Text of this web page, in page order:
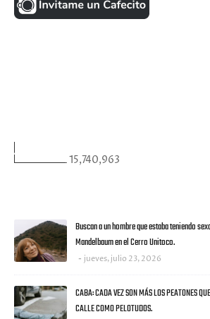
15,740,963
Buscan a un hombre que estaba teniendo
Mandelbaum en el Cerro Unitoco.
jueves, julio 23, 2026
CABA: CADA VEZ SON MÁS LOS PEATONES
CALLE COMO PELOTUDOS.